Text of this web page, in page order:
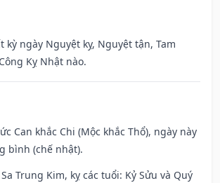
kỳ ngày Nguyệt kỵ, Nguyệt tận, Tam
Kỵ Nhật nào.
Can khắc Chi (Mộc khắc Thổ), ngày này
bình (chế nhật).
Trung Kim, kỵ các tuổi: Kỷ Sửu và Quý